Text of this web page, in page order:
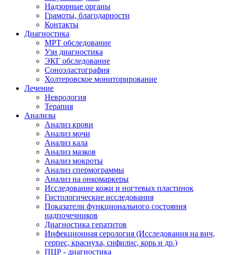
Надзорные органы
Грамоты, благодарности
Контакты
Диагностика
МРТ обследование
Узи диагностика
ЭКГ обследование
Соноэластография
Холтеровское мониторирование
Лечение
Неврология
Терапия
Анализы
Анализ крови
Анализ мочи
Анализ кала
Анализ мазков
Анализ мокроты
Анализ спермограммы
Анализ на онкомаркеры
Исследование кожи и ногтевых пластинок
Гистологические исследования
Показатели функционального состояния
надпочечников
Диагностика гепатитов
Инфекционная серология (Исследования на вич,
герпес, краснуха, сифилис, корь и др.)
ПЦР - диагностика